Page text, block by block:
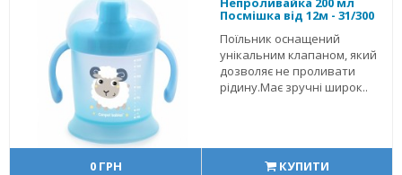
Посмішка від 12м - 31/300
Поїльник оснащений
унікальним клапаном, який
дозволяє не проливати
рідину.Має зручні широк..
0 ГРН КУПИТИ